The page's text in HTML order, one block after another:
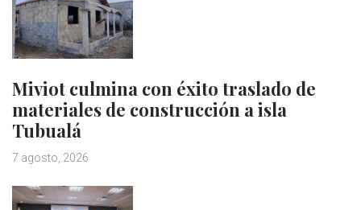
Miviot culmina con éxito traslado de
materiales de construcción a isla
Tubualá
7 agosto, 2026